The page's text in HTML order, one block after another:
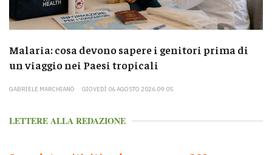
Malaria: cosa devono sapere i genitori prima di
un viaggio nei Paesi tropicali
GABRIELE MARCHIANÒ GIOVEDÌ 06 AGOSTO 2026 09:05
LETTERE ALLA REDAZIONE